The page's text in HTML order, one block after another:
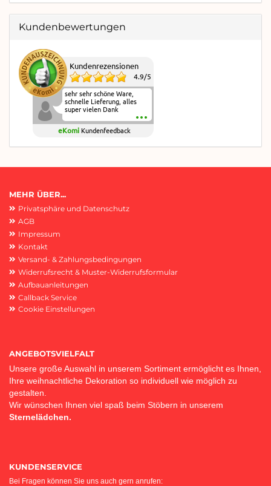
Kundenbewertungen
Kundenrezensionen
4.9/5
sehr sehr schöne Ware,
schnelle Lieferung, alles
super vielen Dank
eKomi Kundenfeedback
MEHR ÜBER...
Privatsphäre und Datenschutz
AGB
Impressum
Kontakt
Versand- & Zahlungsbedingungen
Widerrufsrecht & Muster-Widerrufsformular
Aufbauanleitungen
Callback Service
Cookie Einstellungen
ANGEBOTSVIELFALT
Unsere große Auswahl in unserem Sortiment ermöglicht es Ihnen,
Ihre weihnachtliche Dekoration so individuell wie möglich zu
gestalten.
Wir wünschen Ihnen viel spaß beim Stöbern in unserem
Sternelädchen.
KUNDENSERVICE
Bei Fragen können Sie uns auch gern anrufen: